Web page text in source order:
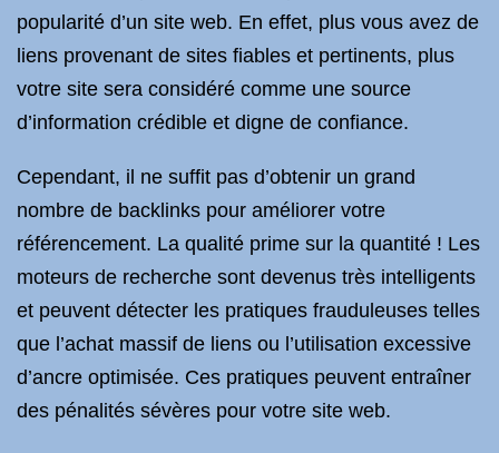
popularité d’un site web. En effet, plus vous avez de
liens provenant de sites fiables et pertinents, plus
votre site sera considéré comme une source
d’information crédible et digne de confiance.
Cependant, il ne suffit pas d’obtenir un grand
nombre de backlinks pour améliorer votre
référencement. La qualité prime sur la quantité ! Les
moteurs de recherche sont devenus très intelligents
et peuvent détecter les pratiques frauduleuses telles
que l’achat massif de liens ou l’utilisation excessive
d’ancre optimisée. Ces pratiques peuvent entraîner
des pénalités sévères pour votre site web.